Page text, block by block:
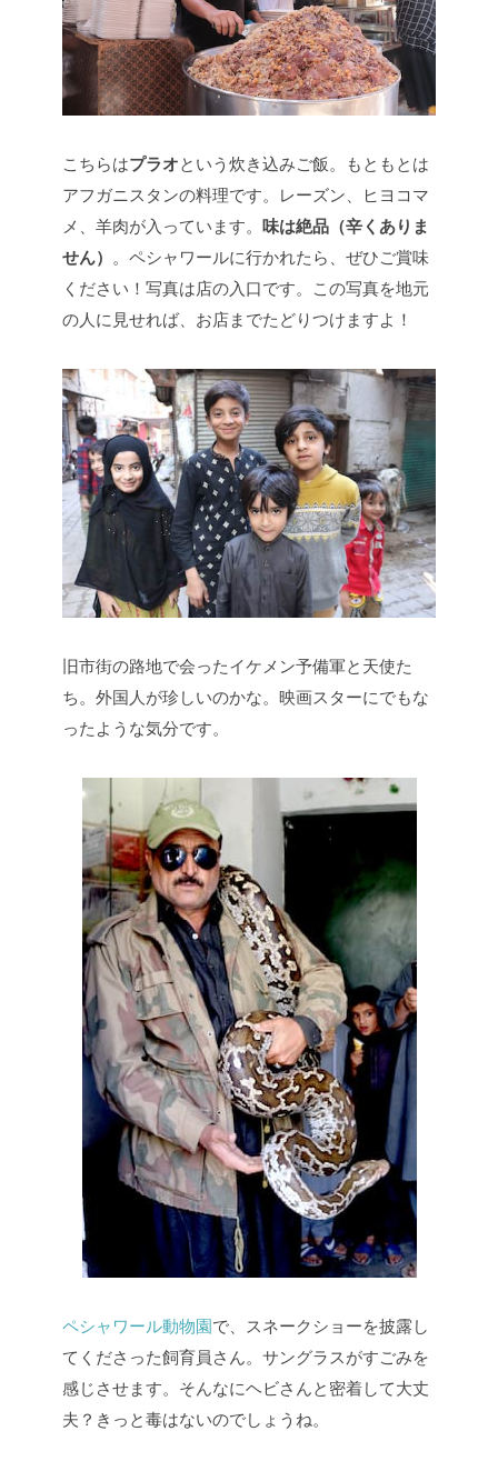
こちらはプラオという炊き込みご飯。もともとは
アフガニスタンの料理です。レーズン、ヒヨコマ
メ、羊肉が入っています。 味は絶品（辛くありま
せん）
。ペシャワールに行かれたら、ぜひご賞味
ください！写真は店の入口です。この写真を地元
の人に見せれば、お店までたどりつけますよ！
旧市街の路地で会ったイケメン予備軍と天使た
ち。外国人が珍しいのかな。映画スターにでもな
ったような気分です。
ペシャワール動物園で、スネークショーを披露し
てくださった飼育員さん。サングラスがすごみを
感じさせます。そんなにヘビさんと密着して大丈
夫？きっと毒はないのでしょうね。